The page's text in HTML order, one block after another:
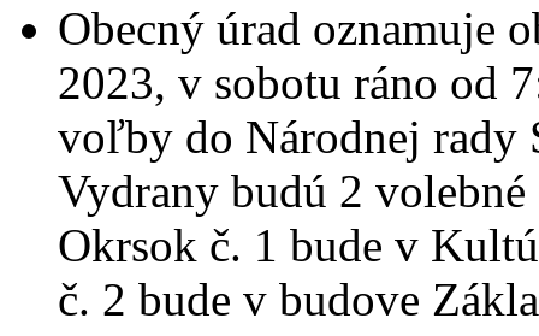
Obecný úrad oznamuje
2023, v sobotu ráno od
voľby do Národnej rady
Vydrany budú 2
Okrsok č. 1 bude v
č. 2 bude v budove